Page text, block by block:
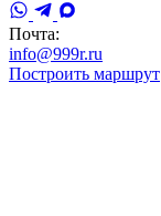
Почта:
info@999r.ru
Построить маршрут